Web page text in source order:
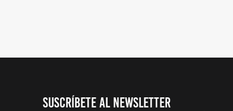
Suscríbete al Newsletter